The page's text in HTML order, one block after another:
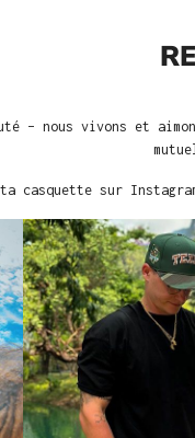
– nous vivons
ta casquette sur